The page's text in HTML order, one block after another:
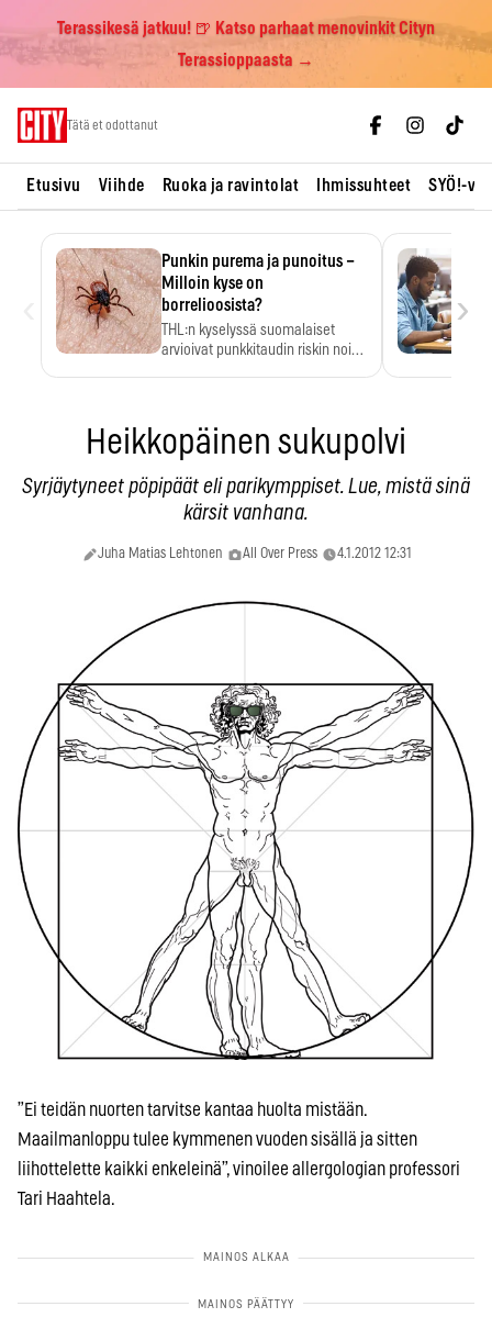
Terassikesä jatkuu! 🍺 Katso parhaat menovinkit Cityn
Terassioppaasta →
Tätä et odottanut
Etusivu Viihde Ruoka ja ravintolat Ihmissuhteet SYÖ!-
Punkin purema ja punoitus –
Milloin kyse on
borrelioosista?
THL:n kyselyssä suomalaiset
arvioivat punkkitaudin riskin noin
›
Heikkopäinen sukupolvi
Syrjäytyneet pöpipäät eli parikymppiset. Lue, mistä sinä
kärsit vanhana.
Juha Matias Lehtonen All Over Press 4.1.2012 12:31
”Ei teidän nuorten tarvitse kantaa huolta mistään.
Maailmanloppu tulee kymmenen vuoden sisällä ja sitten
liihottelette kaikki enkeleinä”, vinoilee allergologian professori
Tari Haahtela.